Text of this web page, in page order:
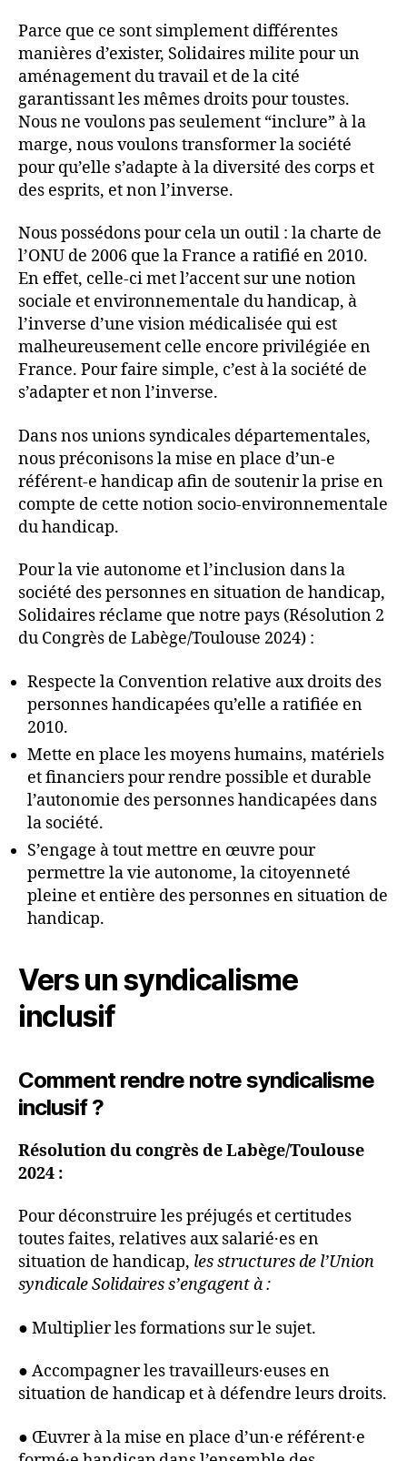
Parce que ce sont simplement différentes
manières d’exister, Solidaires milite pour un
aménagement du travail et de la cité
garantissant les mêmes droits pour toustes.
Nous ne voulons pas seulement “inclure” à la
marge, nous voulons transformer la société
pour qu’elle s’adapte à la diversité des corps et
des esprits, et non l’inverse.
Nous possédons pour cela un outil : la charte de
l’ONU de 2006 que la France a ratifié en 2010.
En effet, celle-ci met l’accent sur une notion
sociale et environnementale du handicap, à
l’inverse d’une vision médicalisée qui est
malheureusement celle encore privilégiée en
France. Pour faire simple, c’est à la société de
s’adapter et non l’inverse.
Dans nos unions syndicales départementales,
nous préconisons la mise en place d’un-e
référent-e handicap afin de soutenir la prise en
compte de cette notion socio-environnementale
du handicap.
Pour la vie autonome et l’inclusion dans la
société des personnes en situation de handicap,
Solidaires réclame que notre pays (Résolution 2
du Congrès de Labège/Toulouse 2024) :
Respecte la Convention relative aux droits des
personnes handicapées qu’elle a ratifiée en
2010.
Mette en place les moyens humains, matériels
et financiers pour rendre possible et durable
l’autonomie des personnes handicapées dans
la société.
S’engage à tout mettre en œuvre pour
permettre la vie autonome, la citoyenneté
pleine et entière des personnes en situation de
handicap.
Vers un syndicalisme
inclusif
Comment rendre notre syndicalisme
inclusif ?
Résolution du congrès de Labège/Toulouse
2024 :
Pour déconstruire les préjugés et certitudes
toutes faites, relatives aux salarié·es en
situation de handicap, les structures de l’Union
syndicale Solidaires s’engagent à :
● Multiplier les formations sur le sujet.
● Accompagner les travailleurs·euses en
situation de handicap et à défendre leurs droits.
● Œuvrer à la mise en place d’un·e référent·e